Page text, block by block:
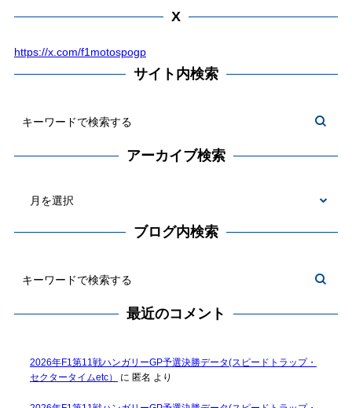
X
https://x.com/f1motospogp
サイト内検索
アーカイブ検索
ブログ内検索
最近のコメント
2026年F1第11戦ハンガリーGP予選決勝データ(スピードトラップ・
セクタータイムetc）
に 匿名 より